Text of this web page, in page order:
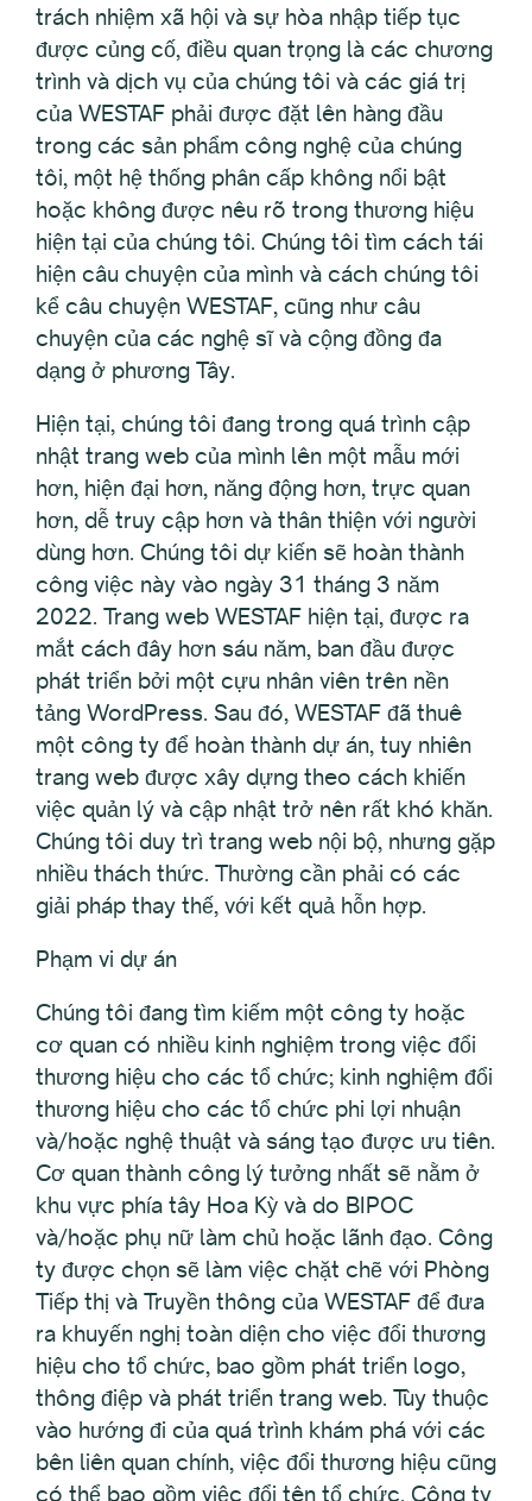
trách nhiệm xã hội và sự hòa nhập tiếp tục
được củng cố, điều quan trọng là các chương
trình và dịch vụ của chúng tôi và các giá trị
của WESTAF phải được đặt lên hàng đầu
trong các sản phẩm công nghệ của chúng
tôi, một hệ thống phân cấp không nổi bật
hoặc không được nêu rõ trong thương hiệu
hiện tại của chúng tôi. Chúng tôi tìm cách tái
hiện câu chuyện của mình và cách chúng tôi
kể câu chuyện WESTAF, cũng như câu
chuyện của các nghệ sĩ và cộng đồng đa
dạng ở phương Tây.
Hiện tại, chúng tôi đang trong quá trình cập
nhật trang web của mình lên một mẫu mới
hơn, hiện đại hơn, năng động hơn, trực quan
hơn, dễ truy cập hơn và thân thiện với người
dùng hơn. Chúng tôi dự kiến sẽ hoàn thành
công việc này vào ngày 31 tháng 3 năm
2022. Trang web WESTAF hiện tại, được ra
mắt cách đây hơn sáu năm, ban đầu được
phát triển bởi một cựu nhân viên trên nền
tảng WordPress. Sau đó, WESTAF đã thuê
một công ty để hoàn thành dự án, tuy nhiên
trang web được xây dựng theo cách khiến
việc quản lý và cập nhật trở nên rất khó khăn.
Chúng tôi duy trì trang web nội bộ, nhưng gặp
nhiều thách thức. Thường cần phải có các
giải pháp thay thế, với kết quả hỗn hợp.
Phạm vi dự án
Chúng tôi đang tìm kiếm một công ty hoặc
cơ quan có nhiều kinh nghiệm trong việc đổi
thương hiệu cho các tổ chức; kinh nghiệm đổi
thương hiệu cho các tổ chức phi lợi nhuận
và/hoặc nghệ thuật và sáng tạo được ưu tiên.
Cơ quan thành công lý tưởng nhất sẽ nằm ở
khu vực phía tây Hoa Kỳ và do BIPOC
và/hoặc phụ nữ làm chủ hoặc lãnh đạo. Công
ty được chọn sẽ làm việc chặt chẽ với Phòng
Tiếp thị và Truyền thông của WESTAF để đưa
ra khuyến nghị toàn diện cho việc đổi thương
hiệu cho tổ chức, bao gồm phát triển logo,
thông điệp và phát triển trang web. Tùy thuộc
vào hướng đi của quá trình khám phá với các
bên liên quan chính, việc đổi thương hiệu cũng
có thể bao gồm việc đổi tên tổ chức. Công ty